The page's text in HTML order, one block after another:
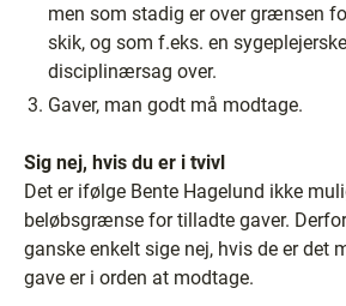
men som stadig er over grænsen
skik, og som f.eks. en
disciplinærsag over.
Gaver, man godt må modtage.
Sig nej, hvis du er i tvivl
Det er ifølge Bente Hagelund ikke
beløbsgrænse for tilladte gaver.
ganske enkelt sige nej, hvis de er det
gave er i orden at modtage.